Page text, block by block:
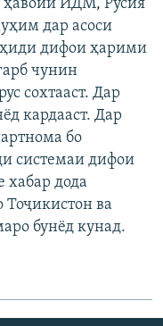
ИДМ, Русия
дар асоси
дифои ҳарими
чунин
сохтааст. Дар
кардааст. Дар
бо
системаи дифои
хабар дода
ва
бунёд кунад.